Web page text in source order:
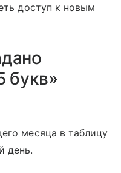
доступ к новым
букв»
месяца в таблицу
день.